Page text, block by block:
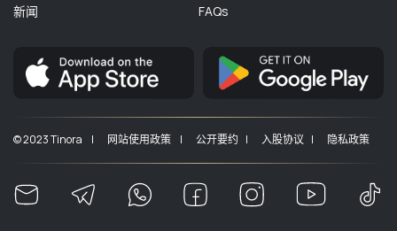
新闻
FAQs
© 2023 Tinora | 网站使用政策 | 公开要约 | 入股协议 | 隐私政策